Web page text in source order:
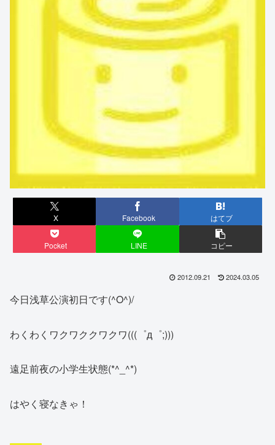
X Facebook はてブ
Pocket LINE コピー
2012.09.21 2024.03.05
今日浅草公演初日です(^O^)/
わくわくワクワククワクワ(((゜д゜;)))
遠足前夜の小学生状態(*^_^*)
はやく寝なきゃ！